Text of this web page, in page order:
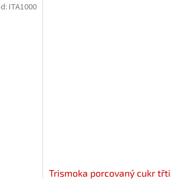
ITA1000
Trismoka porcovaný cukr